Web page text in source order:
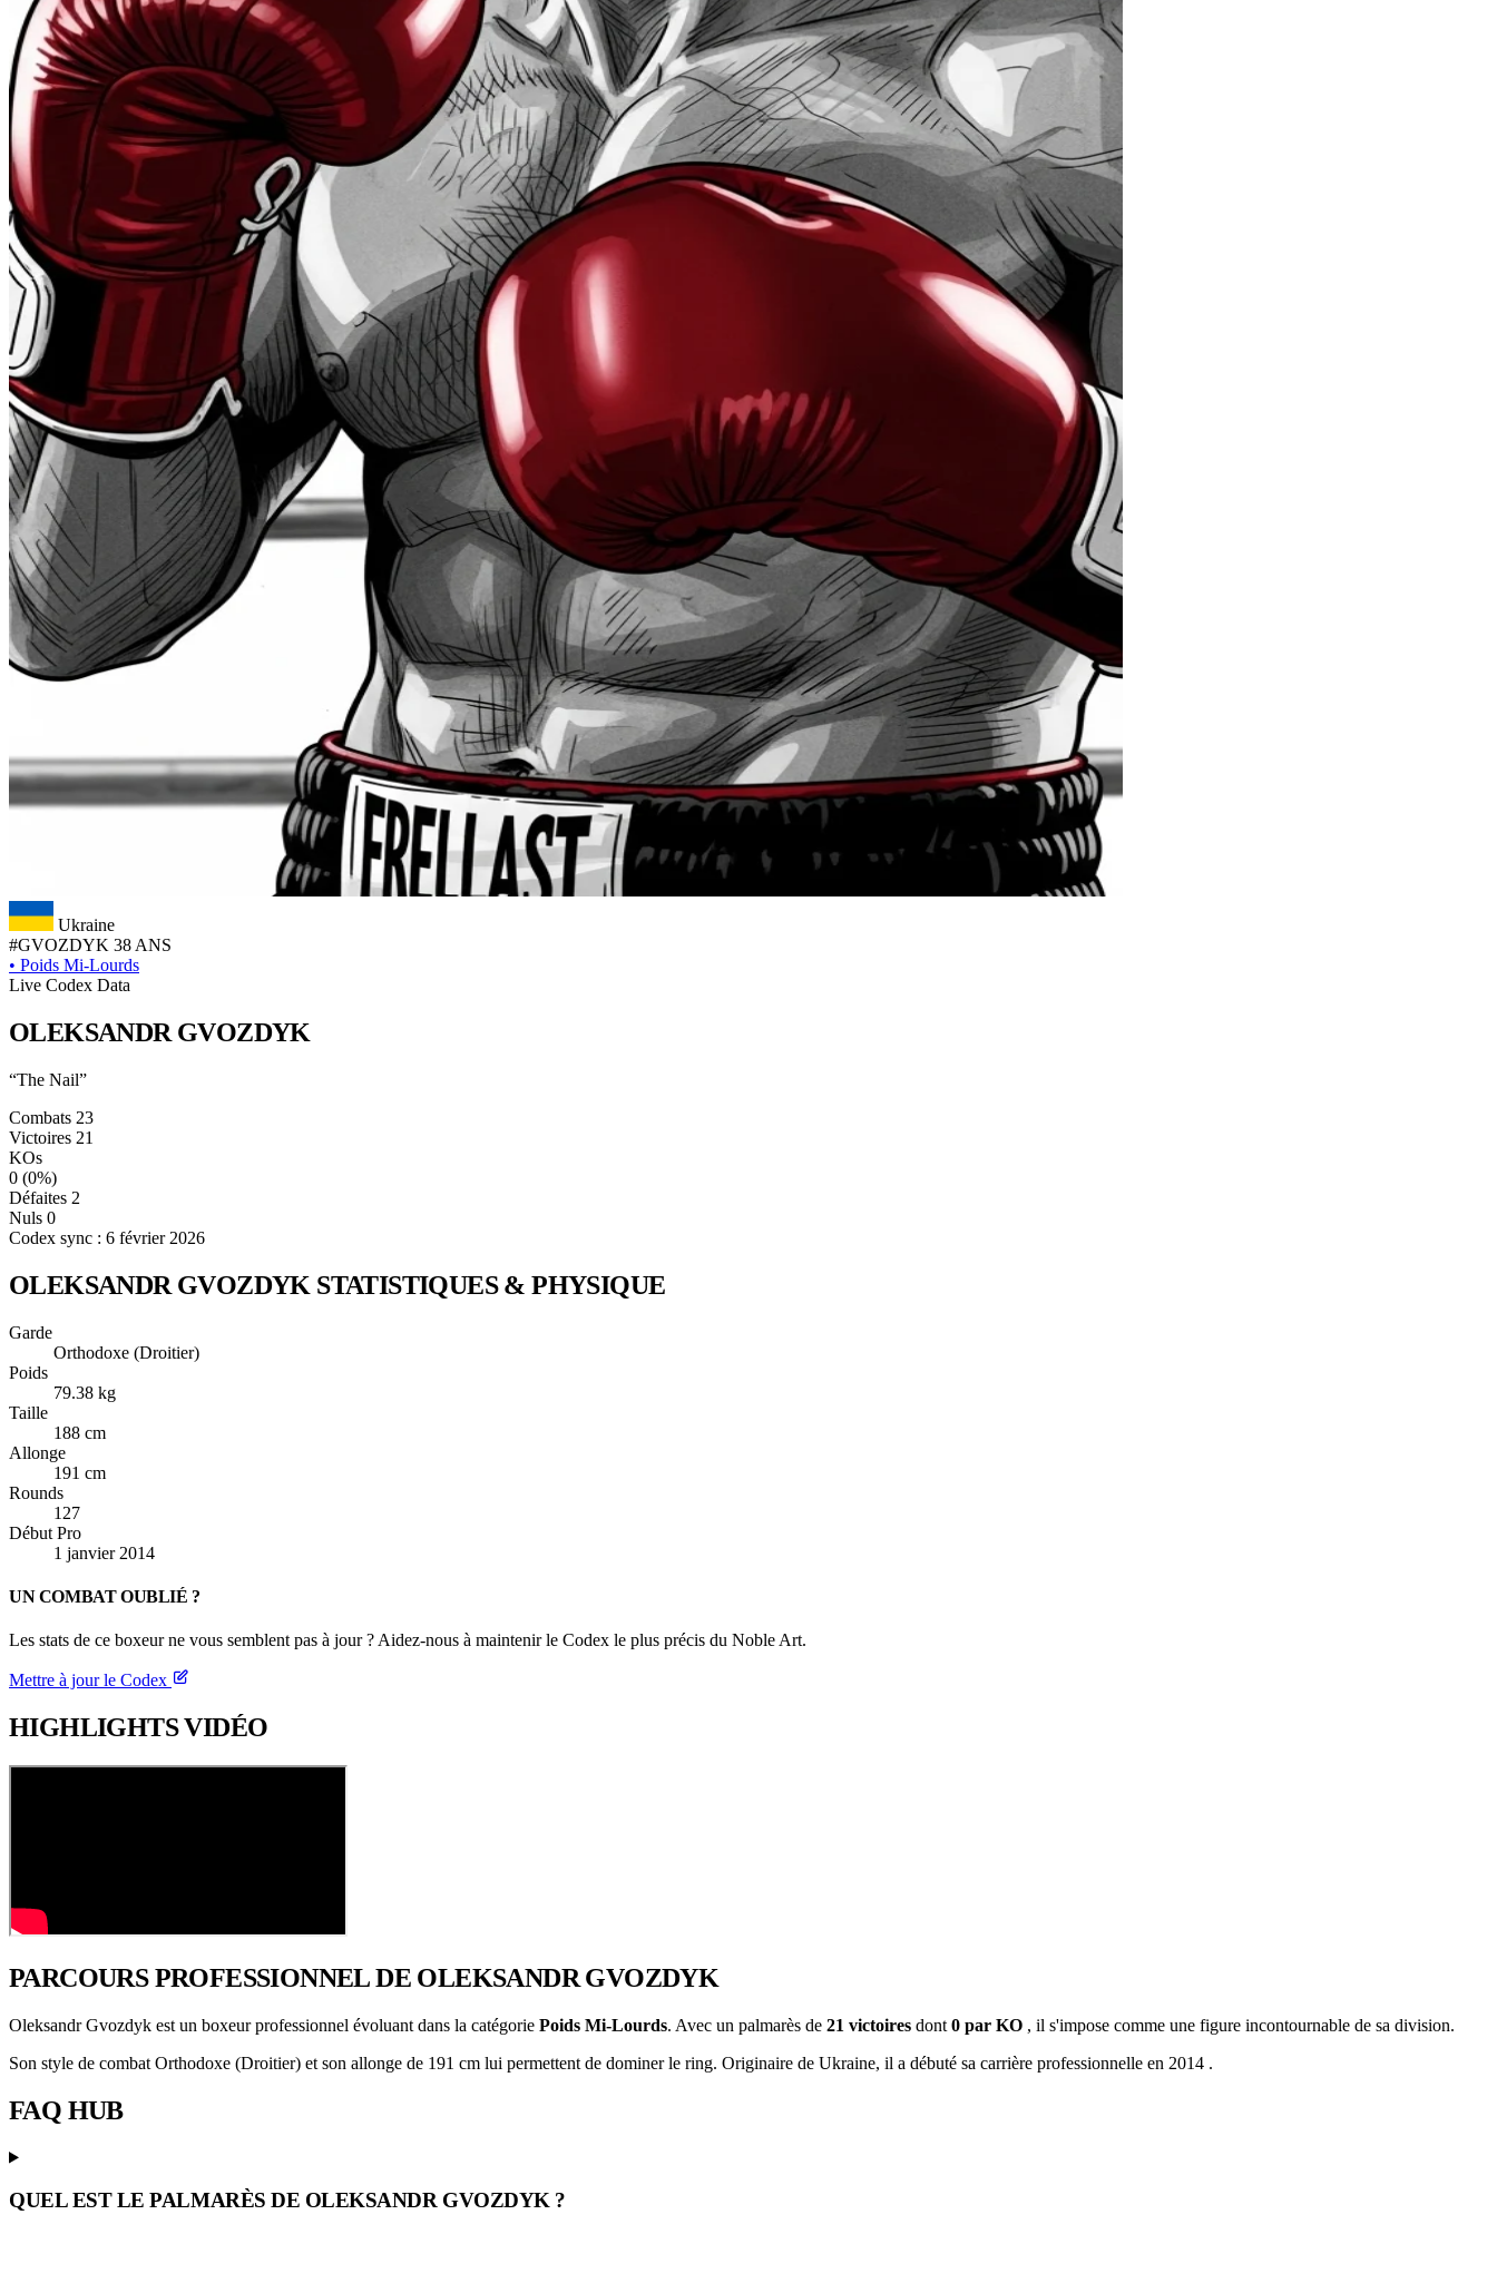
Ukraine
#GVOZDYK 38 ANS
• Poids Mi-Lourds
Live Codex Data
OLEKSANDR GVOZDYK
“The Nail”
Combats 23
Victoires 21
KOs
0 (0%)
Défaites 2
Nuls 0
Codex sync : 6 février 2026
OLEKSANDR GVOZDYK STATISTIQUES & PHYSIQUE
Garde
Orthodoxe (Droitier)
Poids
79.38 kg
Taille
188 cm
Allonge
191 cm
Rounds
127
Début Pro
1 janvier 2014
UN COMBAT OUBLIÉ ?
Les stats de ce boxeur ne vous semblent pas à jour ? Aidez-nous à maintenir le Codex le plus précis du Noble Art.
Mettre à jour le Codex
HIGHLIGHTSVIDÉO
PARCOURS PROFESSIONNELDE OLEKSANDR GVOZDYK
Oleksandr Gvozdyk est un boxeur professionnel évoluant dans la catégorie Poids Mi-Lourds. Avec un palmarès de 21 victoires dont 0 par KO , il s'impose comme une figure incontournable de sa division.
Son style de combat Orthodoxe (Droitier) et son allonge de 191 cm lui permettent de dominer le ring. Originaire de Ukraine, il a débuté sa carrière professionnelle en 2014 .
FAQ HUB
QUEL EST LE PALMARÈS DE OLEKSANDR GVOZDYK ?